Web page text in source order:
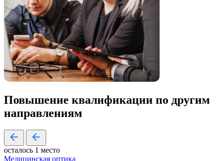
Повышение квалификации по другим
направлениям
осталось 1 место
Медицинская оптика